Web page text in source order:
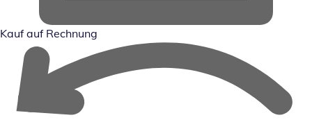
Kauf auf Rechnung